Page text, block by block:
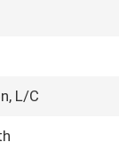
L/C